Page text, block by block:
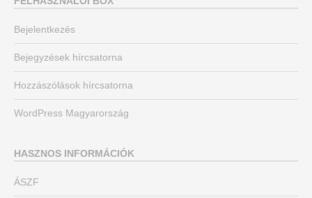
Bejelentkezés
Bejegyzések hírcsatorna
Hozzászólások hírcsatorna
WordPress Magyarország
HASZNOS INFORMÁCIÓK
ÁSZF